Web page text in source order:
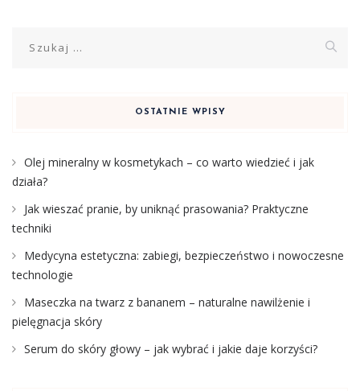
OSTATNIE WPISY
Olej mineralny w kosmetykach – co warto wiedzieć i jak
działa?
Jak wieszać pranie, by uniknąć prasowania? Praktyczne
techniki
Medycyna estetyczna: zabiegi, bezpieczeństwo i nowoczesne
technologie
Maseczka na twarz z bananem – naturalne nawilżenie i
pielęgnacja skóry
Serum do skóry głowy – jak wybrać i jakie daje korzyści?